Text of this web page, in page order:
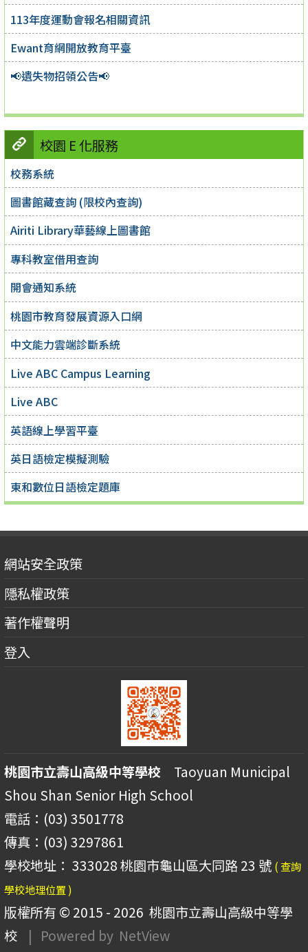
113年度運動會報名相關資訊
Ewant育網開放教育平臺
📢遺失物招領公告📢
校園 E 化服務
校務系統
圖書館藏查詢 (限校內查詢)
Airiti Library華藝線上圖書館
專科教室借用查詢
開會通知系統
桃園市教育發展資源入口網
中文能力雲端診斷系統
Live ABC Campus Learning
Live ABC
英語線上學習平臺
英日語檢定模擬測驗
東和數位日語檢定題庫
網站安全政策
隱私權政策
著作權聲明
登入
桃園市立壽山高級中等學校 Taoyuan Municipal
Shou Shan Senior High School
電話：(03) 3501778
傳真：(03) 3297861
學校地址： 333028 桃園市龜山區大同路 23 號 ( 查詢
學校地理位置 )
版權所有 © 2015 - 2026 桃園市立壽山高級中等學
校
| Powered by NetView